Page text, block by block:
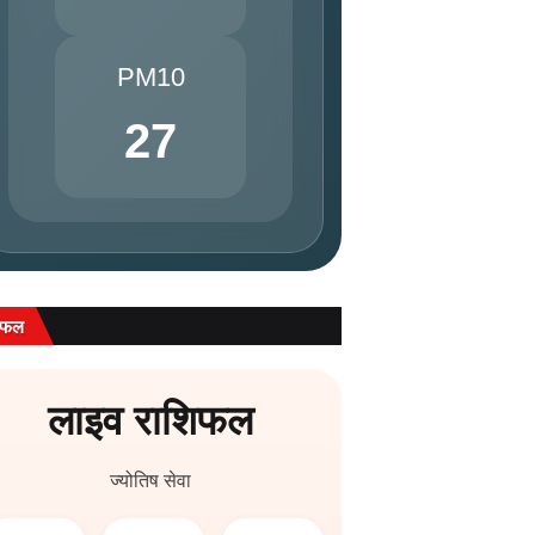
PM10
27
लाइव राशिफल
ज्योतिष सेवा